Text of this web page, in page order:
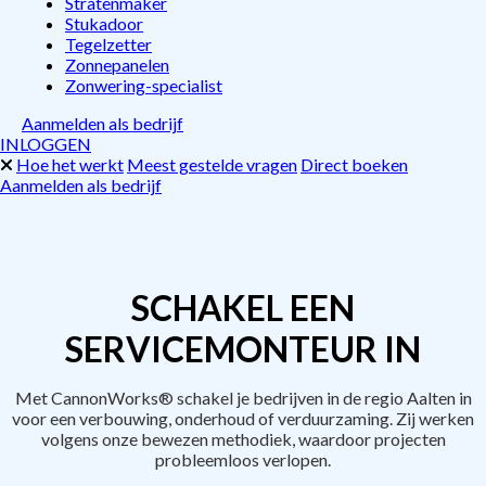
Stukadoor
Tegelzetter
Zonnepanelen
Zonwering-specialist
Aanmelden als bedrijf
INLOGGEN
Hoe het werkt Meest gestelde vragen Direct boeken
Aanmelden als bedrijf
SCHAKEL EEN
SERVICEMONTEUR IN
Met CannonWorks® schakel je bedrijven in de regio Aalten in
voor een verbouwing, onderhoud of verduurzaming. Zij werken
volgens onze bewezen methodiek, waardoor projecten
probleemloos verlopen.